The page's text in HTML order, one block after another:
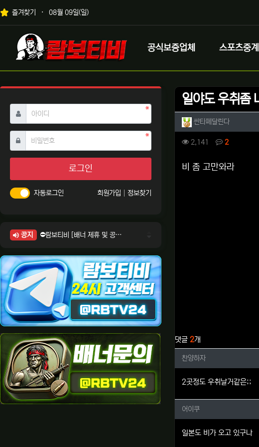
상단 네비
즐겨찾기 08월 09일(일)
메인 메뉴
로고
공식보증업체 스포츠중계
일야도 우취좀
작성자 정보
싼타페달린다작성
컨텐츠 정보
2,141 조회 2댓글
본문
비 좀 고만와라
댓글 2개
찬양하자님의 댓
찬양하자
2곳정도 우취날거같은;;
어이쿠님의 댓글
어이쿠
일본도 비가 오고 있구나
아이디 필수
비밀번호필수
로그인
자동로그인 회원가입 정보찾기
공지
⛔람보티비 [배너 제휴 및 공식 입점 문의 안내]
⛔람보티비 [정회원 등급UP! 안내사항]
⛔람보티비 [채팅방 이용시 주의사항]
⛔람보티비 [공식보증업체 안내]